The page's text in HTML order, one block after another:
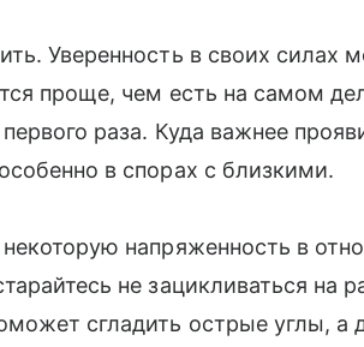
Уверенность в своих силах
проще, чем есть на самом
раза. Куда важнее
в спорах с близкими.
напряженность в
не зацикливаться на
сгладить острые углы, а